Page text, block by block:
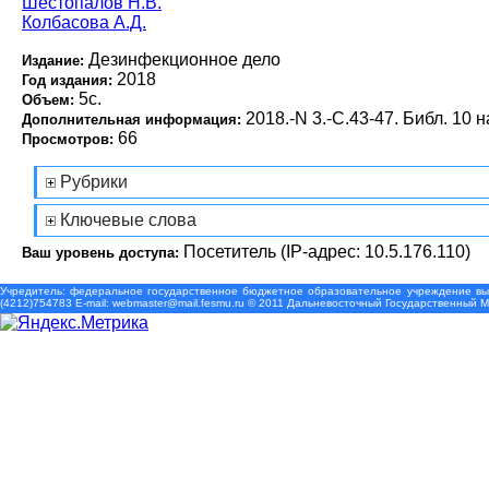
Колбасова А.Д.
Издание: Дезинфекционное дело
Год издания: 2018
Объем: 5с.
Дополнительная информация: 2018.-N 3.-С.43-47. Библ. 10
Просмотров: 66
Рубрики
Ключевые слова
Ваш уровень доступа: Посетитель (IP-адрес: 10.5.176.110)
Учредитель: федеральное государственное бюджетное образовательное учреждение
(4212)754783 Е-mail: webmaster@mail.fesmu.ru © 2011 Дальневосточный Государственный